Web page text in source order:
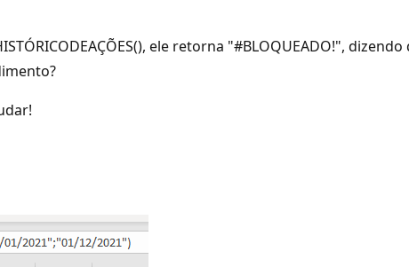
ele retorna "#BLOQUEADO!",